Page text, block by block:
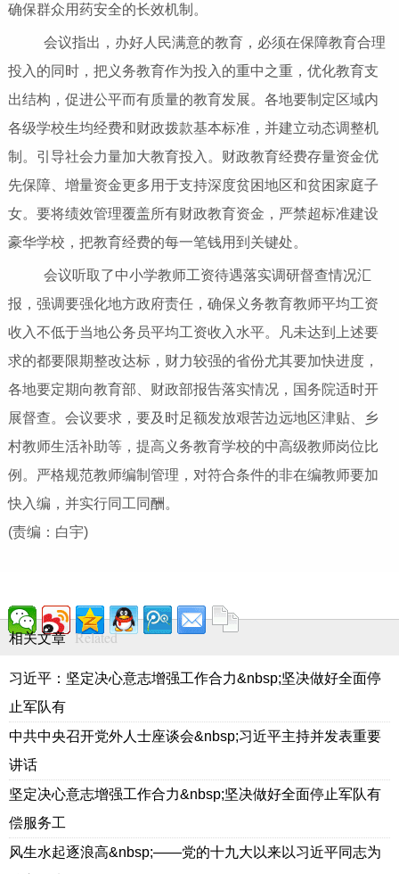
确保群众用药安全的长效机制。
会议指出，办好人民满意的教育，必须在保障教育合理
投入的同时，把义务教育作为投入的重中之重，优化教育支
出结构，促进公平而有质量的教育发展。各地要制定区域内
各级学校生均经费和财政拨款基本标准，并建立动态调整机
制。引导社会力量加大教育投入。财政教育经费存量资金优
先保障、增量资金更多用于支持深度贫困地区和贫困家庭子
女。要将绩效管理覆盖所有财政教育资金，严禁超标准建设
豪华学校，把教育经费的每一笔钱用到关键处。
会议听取了中小学教师工资待遇落实调研督查情况汇
报，强调要强化地方政府责任，确保义务教育教师平均工资
收入不低于当地公务员平均工资收入水平。凡未达到上述要
求的都要限期整改达标，财力较强的省份尤其要加快进度，
各地要定期向教育部、财政部报告落实情况，国务院适时开
展督查。会议要求，要及时足额发放艰苦边远地区津贴、乡
村教师生活补助等，提高义务教育学校的中高级教师岗位比
例。严格规范教师编制管理，对符合条件的非在编教师要加
快入编，并实行同工同酬。
(责编：白宇)
相关文章 Related
习近平：坚定决心意志增强工作合力&nbsp;坚决做好全面停
止军队有
中共中央召开党外人士座谈会&nbsp;习近平主持并发表重要
讲话
坚定决心意志增强工作合力&nbsp;坚决做好全面停止军队有
偿服务工
风生水起逐浪高&nbsp;——党的十九大以来以习近平同志为